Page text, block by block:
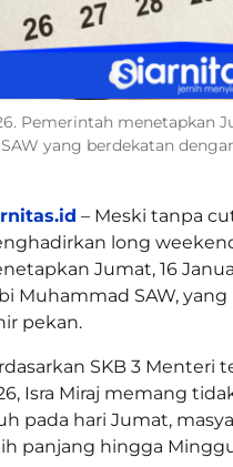
Pemerintah menetapkan
yang berdekatan
– Meski tanpa
long
Jumat, 16
Muhammad SAW,
pekan.
SKB 3 Menteri
Isra Miraj memang
pada hari Jumat,
panjang hingga